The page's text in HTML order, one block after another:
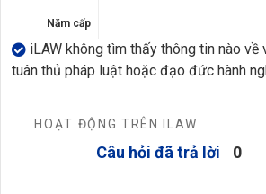
Năm cấp
iLAW không tìm thấy thông tin nào
tuân thủ pháp luật hoặc đạo đức hành
HOẠT ĐỘNG TRÊN ILAW
Câu hỏi đã trả lời 0